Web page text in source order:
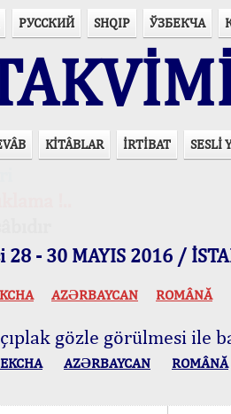
РУССКИЙ SHQIP ЎЗБЕКЧА
KİTÂBLAR İRTİBAT SESLİ
- 30 MAYIS 2016 /
AZӘRBAYCAN ROMÂNĂ
gözle görülmesi ile
AZӘRBAYCAN ROMÂNĂ